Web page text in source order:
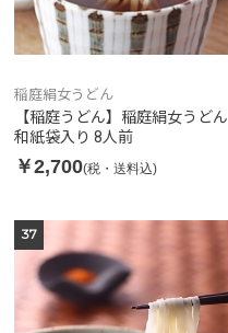
稲庭絹女うどん
【稲庭うどん】稲庭絹女うどん
和紙袋入り 8人前
￥2,700(税・送料込)
37